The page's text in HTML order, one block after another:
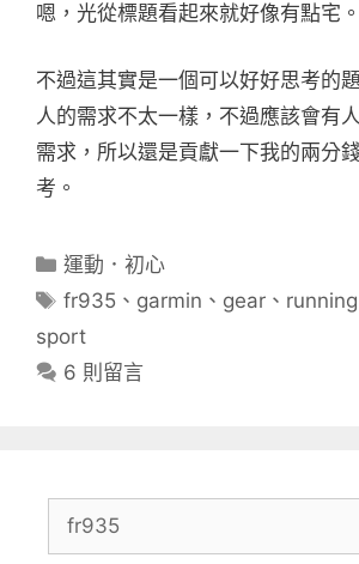
嗯，光從標題看起來就好像有點宅。
不過這其實是一個可以好好思考的
人的需求不太一樣，不過應該會有
需求，所以還是貢獻一下我的兩分
考。
分
類
運動．初心
標
籤
fr935 、 garmin 、 gear 、 running
sport
6 則留言
尋: